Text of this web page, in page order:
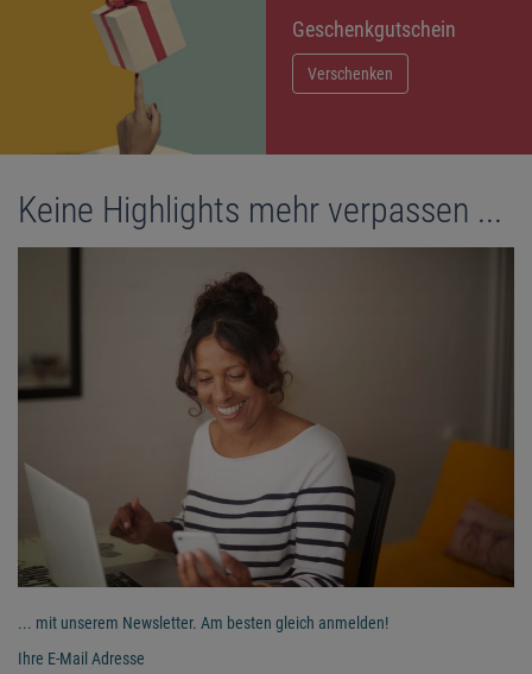
Geschenkgutschein
Verschenken
Keine Highlights mehr verpassen ...
... mit unserem Newsletter. Am besten gleich anmelden!
Ihre E-Mail Adresse